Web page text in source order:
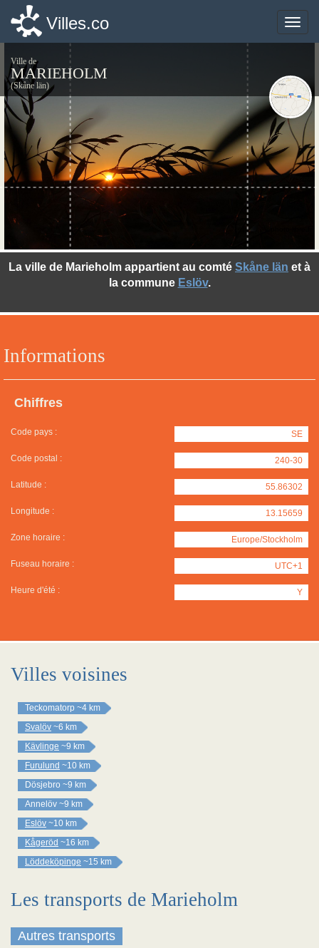
Toggle
Villes.co
Ville de
MARIEHOLM
(Skåne län)
Informations
Chiffres
Code pays : SE
Code postal : 240-30
Latitude : 55.86302
Longitude : 13.15659
Zone horaire : Europe/Stockholm
Fuseau horaire : UTC+1
Heure d'été : Y
La ville de Marieholm appartient au comté Skåne län et à
la commune Eslöv.
Villes voisines
Teckomatorp ~4 km
Svalöv ~6 km
Kävlinge ~9 km
Furulund ~10 km
Dösjebro ~9 km
Annelöv ~9 km
Eslöv ~10 km
Kågeröd ~16 km
Löddeköpinge ~15 km
Les transports de Marieholm
Autres transports
Toggle
Villes.co